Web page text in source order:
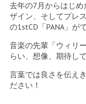
去年の7月からはじ
ザイン、そしてプレ
の1stCD「PANA」が
音楽の先輩「ウィリ
らい、想像、期待し
言葉では良さを伝え
ださい！